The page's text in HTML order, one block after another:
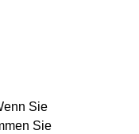
Sie
Sie